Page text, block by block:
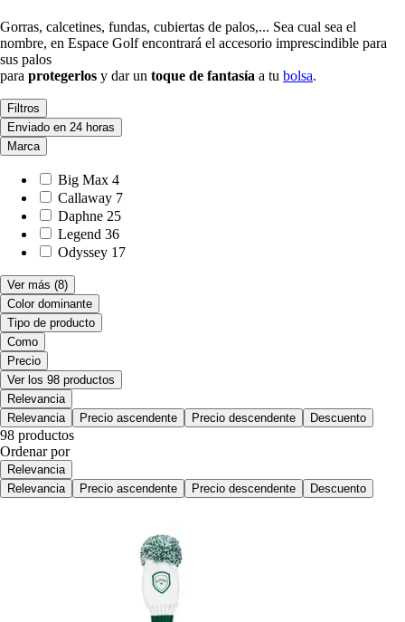
Gorras, calcetines, fundas, cubiertas de palos,... Sea cual sea el
nombre, en Espace Golf encontrará el accesorio imprescindible para
sus palos
para protegerlos y dar un toque de fantasía a tu bolsa.
Filtros
Enviado en 24 horas
Marca
Big Max 4
Callaway 7
Daphne 25
Legend 36
Odyssey 17
Ver más (8)
Color dominante
Tipo de producto
Como
Precio
Ver los 98 productos
Relevancia
Relevancia
Precio ascendente Precio descendente Descuento
98 productos
Ordenar por
Relevancia
Relevancia
Precio ascendente Precio descendente Descuento